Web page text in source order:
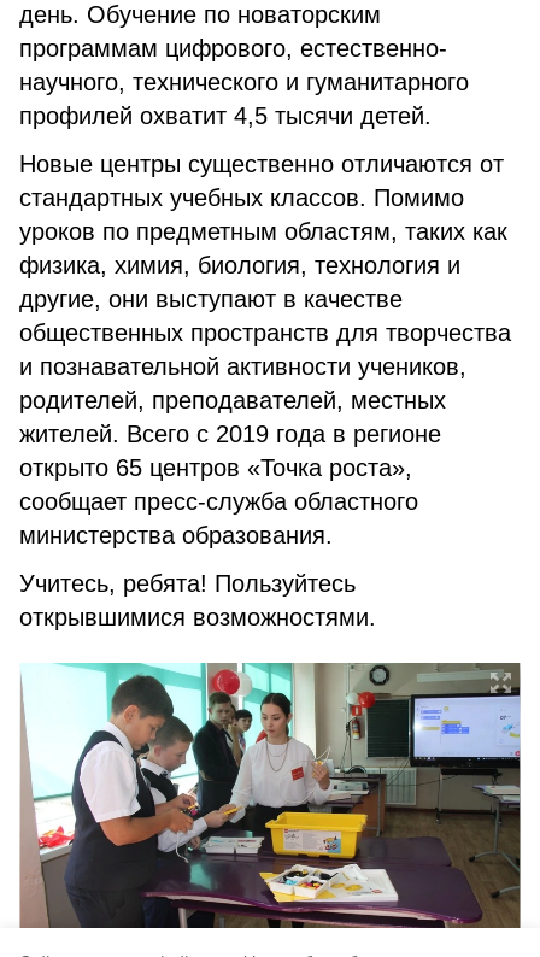
день. Обучение по новаторским
программам цифрового, естественно-
научного, технического и гуманитарного
профилей охватит 4,5 тысячи детей.
Новые центры существенно отличаются от
стандартных учебных классов. Помимо
уроков по предметным областям, таких как
физика, химия, биология, технология и
другие, они выступают в качестве
общественных пространств для творчества
и познавательной активности учеников,
родителей, преподавателей, местных
жителей. Всего с 2019 года в регионе
открыто 65 центров «Точка роста»,
сообщает пресс-служба областного
министерства образования.
Учитесь, ребята! Пользуйтесь
открывшимися возможностями.